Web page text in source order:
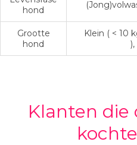
hond
Grootte
hond
Klein ( < 10
Klanten die